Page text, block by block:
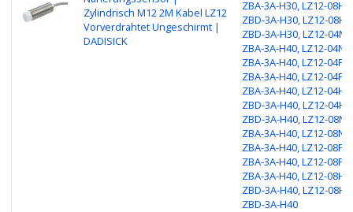
Zylindrisch M12 2M Kabel LZ12
Vorverdrahtet Ungeschirmt |
DADISICK
ZBA-3A-H30, LZ12-
ZBD-3A-H30, LZ12-
ZBD-3A-H30, LZ12-
ZBA-3A-H40, LZ12-
ZBA-3A-H40, LZ12-
ZBA-3A-H40, LZ12-04PC-
ZBA-3A-H40, LZ12-
ZBD-3A-H40, LZ12-
ZBD-3A-H40, LZ12-
ZBA-3A-H40, LZ12-
ZBA-3A-H40, LZ12-
ZBA-3A-H40, LZ12-08PC-
ZBA-3A-H40, LZ12-
ZBD-3A-H40, LZ12-
ZBD-3A-H40